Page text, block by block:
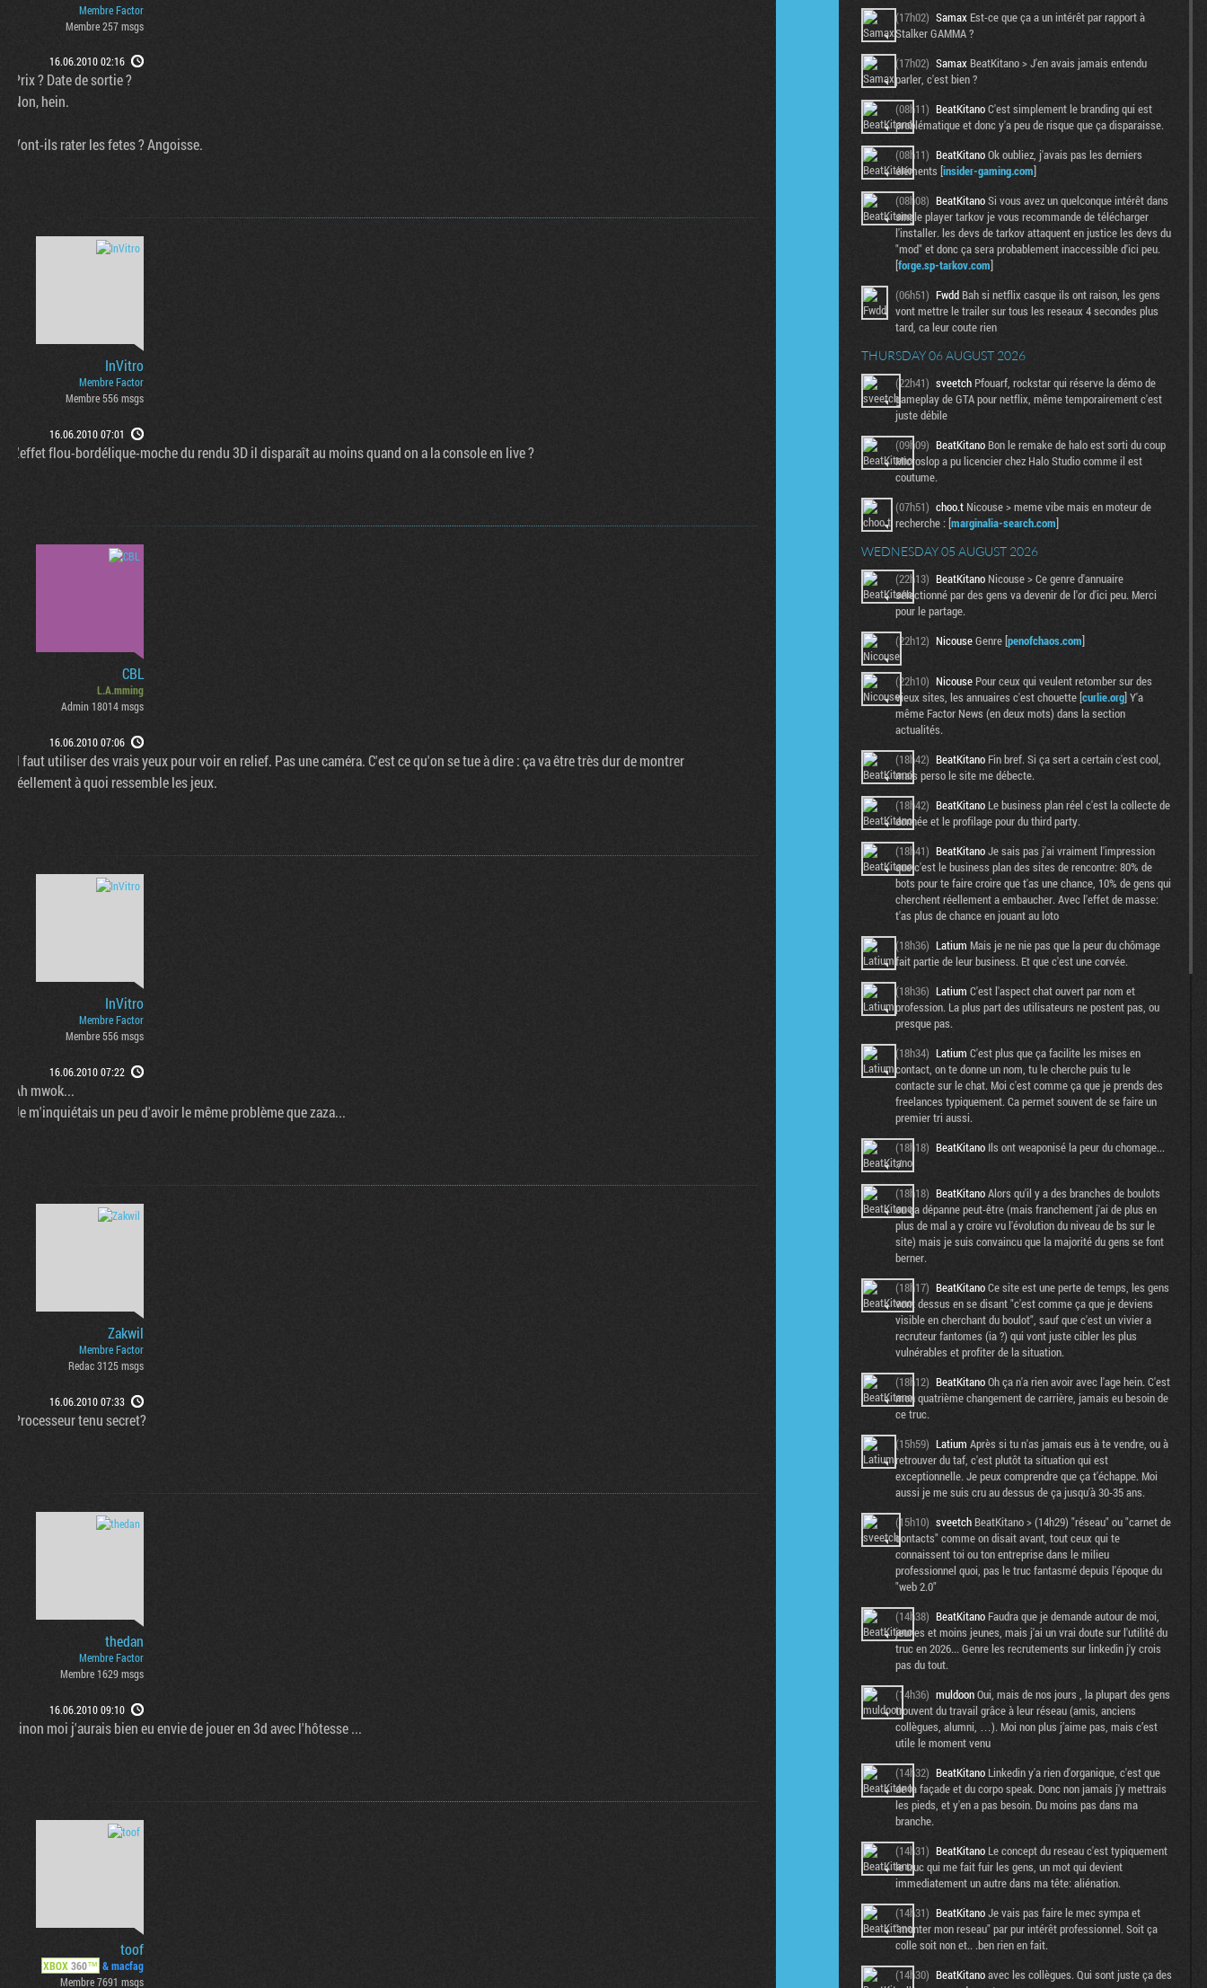
Membre Factor
Membre 257 msgs
16.06.2010 02:16
Prix ? Date de sortie ?
Non, hein.
Vont-ils rater les fetes ? Angoisse.
InVitro
Membre Factor
Membre 556 msgs
16.06.2010 07:01
L'effet flou-bordélique-moche du rendu 3D il disparaît au moins quand on a la console en live ?
CBL
L.A.mming
Admin 18014 msgs
16.06.2010 07:06
Il faut utiliser des vrais yeux pour voir en relief. Pas une caméra. C'est ce qu'on se tue à dire : ça va être très dur de montrer
réellement à quoi ressemble les jeux.
InVitro
Membre Factor
Membre 556 msgs
16.06.2010 07:22
Ah mwok...
Je m'inquiétais un peu d'avoir le même problème que zaza...
Zakwil
Membre Factor
Redac 3125 msgs
16.06.2010 07:33
Processeur tenu secret?
thedan
Membre Factor
Membre 1629 msgs
16.06.2010 09:10
sinon moi j'aurais bien eu envie de jouer en 3d avec l'hôtesse ...
toof
XBOX360™ & macfag
Membre 7691 msgs
(17h02) Samax Est-ce que ça a un intérêt par rapport à
Stalker GAMMA ?
(17h02) Samax BeatKitano > J'en avais jamais entendu
parler, c'est bien ?
(08h11) BeatKitanoC'est simplement le branding qui est
problématique et donc y'a peu de risque que ça disparaisse.
(08h11) BeatKitanoOk oubliez, j'avais pas les derniers
éléments [insider-gaming.com]
(08h08) BeatKitanoSi vous avez un quelconque intérêt dans
single player tarkov je vous recommande de télécharger
l'installer. les devs de tarkov attaquent en justice les devs du
"mod" et donc ça sera probablement inaccessible d'ici peu.
[forge.sp-tarkov.com]
(06h51) Fwdd Bah si netflix casque ils ont raison, les gens
vont mettre le trailer sur tous les reseaux 4 secondes plus
tard, ca leur coute rien
THURSDAY 06 AUGUST 2026
(22h41) sveetch Pfouarf, rockstar qui réserve la démo de
gameplay de GTA pour netflix, même temporairement c'est
juste débile
(09h09) BeatKitano Bon le remake de halo est sorti du coup
Microslop a pu licencier chez Halo Studio comme il est
coutume.
(07h51) choo.t Nicouse > meme vibe mais en moteur de
recherche : [marginalia-search.com]
WEDNESDAY 05 AUGUST 2026
(22h13) BeatKitano Nicouse > Ce genre d'annuaire
sélectionné par des gens va devenir de l'or d'ici peu. Merci
pour le partage.
(22h12) NicouseGenre [penofchaos.com]
(22h10) Nicouse Pour ceux qui veulent retomber sur des
vieux sites, les annuaires c'est chouette [curlie.org] Y'a
même Factor News (en deux mots) dans la section
actualités.
(18h42) BeatKitano Fin bref. Si ça sert a certain c'est cool,
mais perso le site me débecte.
(18h42) BeatKitano Le business plan réel c'est la collecte de
donnée et le profilage pour du third party.
(18h41) BeatKitanoJe sais pas j'ai vraiment l'impression
que c'est le business plan des sites de rencontre: 80% de
bots pour te faire croire que t'as une chance, 10% de gens qui
cherchent réellement a embaucher. Avec l'effet de masse:
t'as plus de chance en jouant au loto
(18h36) Latium Mais je ne nie pas que la peur du chômage
fait partie de leur business. Et que c'est une corvée.
(18h36) Latium C'est l'aspect chat ouvert par nom et
profession. La plus part des utilisateurs ne postent pas, ou
presque pas.
(18h34) Latium C'est plus que ça facilite les mises en
contact, on te donne un nom, tu le cherche puis tu le
contacte sur le chat. Moi c'est comme ça que je prends des
freelances typiquement. Ca permet souvent de se faire un
premier tri aussi.
(18h18) BeatKitano Ils ont weaponisé la peur du chomage...
:/
(18h18) BeatKitanoAlors qu'il y a des branches de boulots
ou ça dépanne peut-être (mais franchement j'ai de plus en
plus de mal a y croire vu l'évolution du niveau de bs sur le
site) mais je suis convaincu que la majorité du gens se font
berner.
(18h17) BeatKitanoCe site est une perte de temps, les gens
vont dessus en se disant "c'est comme ça que je deviens
visible en cherchant du boulot", sauf que c'est un vivier a
recruteur fantomes (ia ?) qui vont juste cibler les plus
vulnérables et profiter de la situation.
(18h12) BeatKitanoOh ça n'a rien avoir avec l'age hein. C'est
mon quatrième changement de carrière, jamais eu besoin de
ce truc.
(15h59) Latium Après si tu n'as jamais eus à te vendre, ou à
retrouver du taf, c'est plutôt ta situation qui est
exceptionnelle. Je peux comprendre que ça t'échappe. Moi
aussi je me suis cru au dessus de ça jusqu'à 30-35 ans.
(15h10) sveetch BeatKitano > (14h29) "réseau" ou "carnet de
contacts" comme on disait avant, tout ceux qui te
connaissent toi ou ton entreprise dans le milieu
professionnel quoi, pas le truc fantasmé depuis l'époque du
"web 2.0"
(14h38) BeatKitano Faudra que je demande autour de moi,
jeunes et moins jeunes, mais j'ai un vrai doute sur l'utilité du
truc en 2026... Genre les recrutements sur linkedin j'y crois
pas du tout.
(14h36) muldoonOui, mais de nos jours , la plupart des gens
trouvent du travail grâce à leur réseau (amis, anciens
collègues, alumni, …). Moi non plus j’aime pas, mais c’est
utile le moment venu
(14h32) BeatKitano Linkedin y'a rien d'organique, c'est que
de la façade et du corpo speak. Donc non jamais j'y mettrais
les pieds, et y'en a pas besoin. Du moins pas dans ma
branche.
(14h31) BeatKitano Le concept du reseau c'est typiquement
le truc qui me fait fuir les gens, un mot qui devient
immediatement un autre dans ma tête: aliénation.
(14h31) BeatKitanoJe vais pas faire le mec sympa et
"monter mon reseau" par pur intérêt professionnel. Soit ça
colle soit non et.. .ben rien en fait.
(14h30) BeatKitanoavec les collègues. Qui sont juste ça des